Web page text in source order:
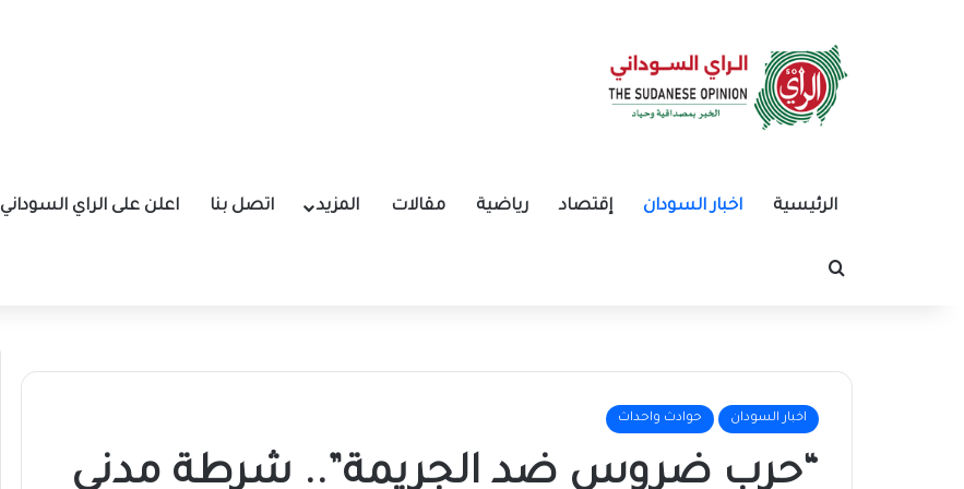
الرئيسية اخبار السودان إقتصاد رياضية مقالات المزيد اتصل بنا اعلن على الراي السوداني
بحث عن
اخبار السودان حوادث واحداث
“حرب ضروس ضد الجريمة”.. شرطة مدني